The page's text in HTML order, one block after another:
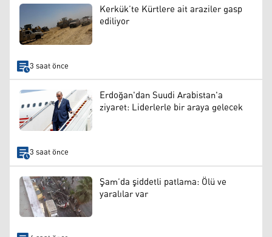
Kerkük’te Kürtlere ait araziler gasp
ediliyor
3 saat önce
Erdoğan'dan Suudi Arabistan'a
ziyaret: Liderlerle bir araya gelecek
3 saat önce
Şam’da şiddetli patlama: Ölü ve
yaralılar var